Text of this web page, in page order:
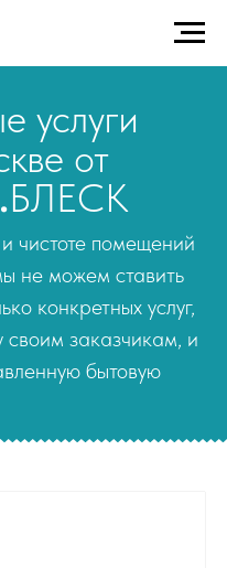
услуги
от
БЛЕСК
чистоте помещений
не можем ставить
конкретных услуг,
своим заказчикам, и
бытовую